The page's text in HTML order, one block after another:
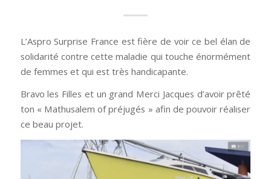
L’Aspro Surprise France est fière de voir ce bel élan de
solidarité contre cette maladie qui touche énormément
de femmes et qui est très handicapante.
Bravo les Filles et un grand Merci Jacques d’avoir prêté
ton « Mathusalem of préjugés » afin de pouvoir réaliser
ce beau projet.